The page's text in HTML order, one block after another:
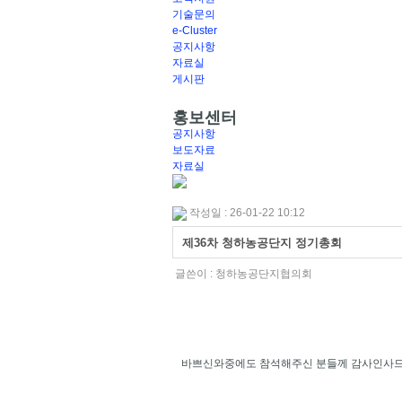
기술문의
e-Cluster
공지사항
자료실
게시판
홍보센터
공지사항
보도자료
자료실
작성일 : 26-01-22 10:12
제36차 청하농공단지 정기총회
글쓴이 : 청하농공단지협의회
바쁘신와중에도 참석해주신 분들께 감사인사